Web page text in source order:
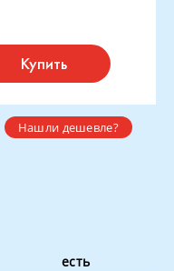
Купить
Нашли дешевле?
есть